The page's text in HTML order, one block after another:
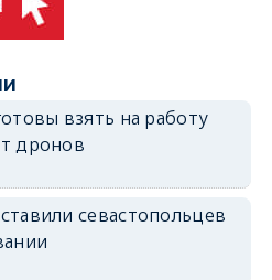
взять на работу
дронов
севастопольцев